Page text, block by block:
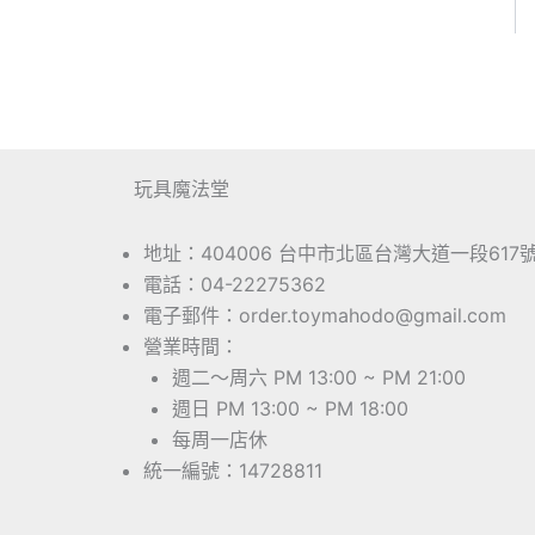
玩具魔法堂
地址：404006 台中市北區台灣大道一段617
電話：04-22275362
電子郵件：order.toymahodo@gmail.com
營業時間：
週二～周六 PM 13:00 ~ PM 21:00
週日 PM 13:00 ~ PM 18:00
每周一店休
統一編號：14728811